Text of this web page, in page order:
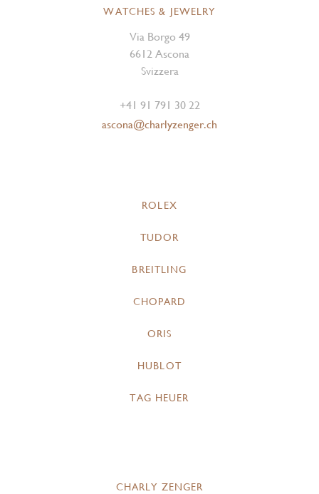
WATCHES & JEWELRY
Via Borgo 49
6612 Ascona
Svizzera
+41 91 791 30 22
ascona@charlyzenger.ch
ROLEX
TUDOR
BREITLING
CHOPARD
ORIS
HUBLOT
TAG HEUER
CHARLY ZENGER